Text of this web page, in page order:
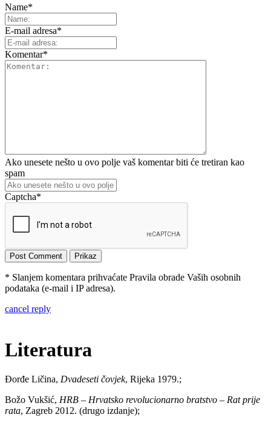
Name*
E-mail adresa*
Komentar*
Ako unesete nešto u ovo polje vaš komentar biti će tretiran kao
spam
Captcha*
* Slanjem komentara prihvaćate Pravila obrade Vaših osobnih
podataka (e-mail i IP adresa).
cancel reply
Literatura
Đorđe Ličina, Dvadeseti čovjek, Rijeka 1979.;
Božo Vukšić, HRB – Hrvatsko revolucionarno bratstvo – Rat prije
rata, Zagreb 2012. (drugo izdanje);